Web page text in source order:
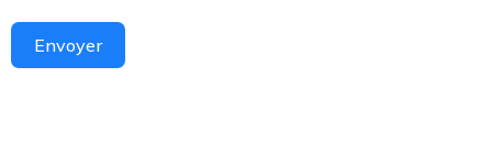
Envoyer